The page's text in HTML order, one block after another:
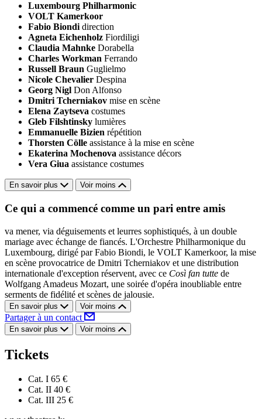
Luxembourg Philharmonic
VOLT Kamerkoor
Fabio Biondi direction
Agneta Eichenholz Fiordiligi
Claudia Mahnke Dorabella
Charles Workman Ferrando
Russell Braun Guglielmo
Nicole Chevalier Despina
Georg Nigl Don Alfonso
Dmitri Tcherniakov mise en scène
Elena Zaytseva costumes
Gleb Filshtinsky lumières
Emmanuelle Bizien répétition
Thorsten Cölle assistance à la mise en scène
Ekaterina Mochenova assistance décors
Vera Giua assistance costumes
En savoir plus Voir moins
Ce qui a commencé comme un pari entre amis
va mener, via déguisements et leurres sophistiqués, à un double
mariage avec échange de fiancés. L'Orchestre Philharmonique du
Luxembourg, dirigé par Fabio Biondi, le VOLT Kamerkoor, la mise
en scène provocatrice de Dmitri Tcherniakov et une distribution
internationale d'exception réservent, avec ce Così fan tutte de
Wolfgang Amadeus Mozart, une soirée d'opéra inoubliable entre
serments de fidélité et scènes de jalousie.
En savoir plus Voir moins
Partager à un contact
En savoir plus Voir moins
Tickets
Cat. I 65 €
Cat. II 40 €
Cat. III 25 €